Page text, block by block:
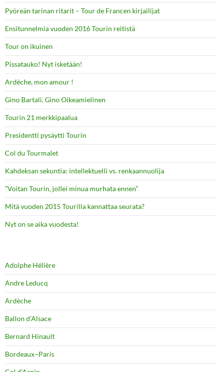
Pyöreän tarinan ritarit – Tour de Francen kirjailijat
Ensitunnelmia vuoden 2016 Tourin reitistä
Tour on ikuinen
Pissatauko! Nyt isketään!
Ardèche, mon amour !
Gino Bartali, Gino Oikeamielinen
Tourin 21 merkkipaalua
Presidentti pysäytti Tourin
Col du Tourmalet
Kahdeksan sekuntia: intellektuelli vs. renkaannuolija
”Voitan Tourin, jollei minua murhata ennen”
Mitä vuoden 2015 Tourilla kannattaa seurata?
Nyt on se aika vuodesta!
Adolphe Hélière
Andre Leducq
Ardèche
Ballon d’Alsace
Bernard Hinault
Bordeaux–Paris